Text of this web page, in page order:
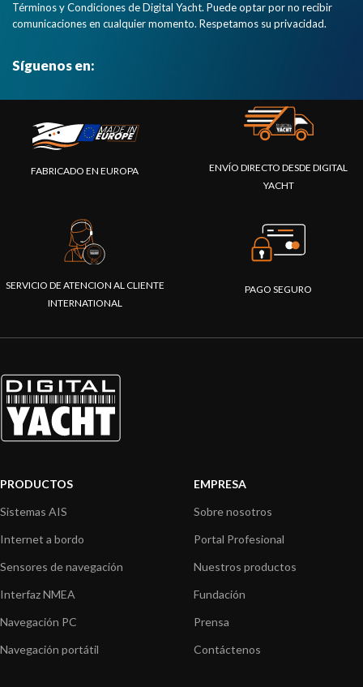
Términos y Condiciones de Digital Yacht. Puede optar por no recibir
comunicaciones en cualquier momento. Respetamos su privacidad.
Síguenos en:
FABRICADO EN EUROPA
ENVÍO DIRECTO DESDE DIGITAL
YACHT
SERVICIO DE ATENCION AL CLIENTE
INTERNATIONAL
PAGO SEGURO
PRODUCTOS
Sistemas AIS
Internet a bordo
Sensores de navegación
Interfaz NMEA
Navegación PC
Navegación portátil
EMPRESA
Sobre nosotros
Portal Profesional
Nuestros productos
Fundación
Prensa
Contáctenos